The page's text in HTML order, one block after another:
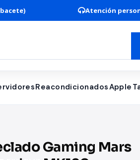
Atención
ReacondicionadosApple
Gaming Mars